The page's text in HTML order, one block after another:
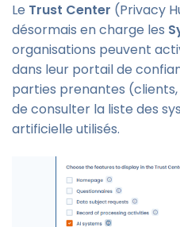
Le Trust Center (Privacy
désormais en charge les
organisations peuvent
dans leur portail de
parties prenantes
de consulter la liste des
artificielle utilisés.